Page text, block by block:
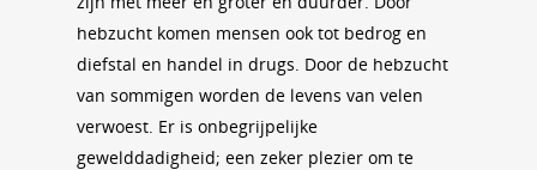
hebzucht komen mensen ook tot bedrog en
diefstal en handel in drugs. Door de hebzucht
van sommigen worden de levens van velen
verwoest. Er is onbegrijpelijke
gewelddadigheid; een zeker plezier om te